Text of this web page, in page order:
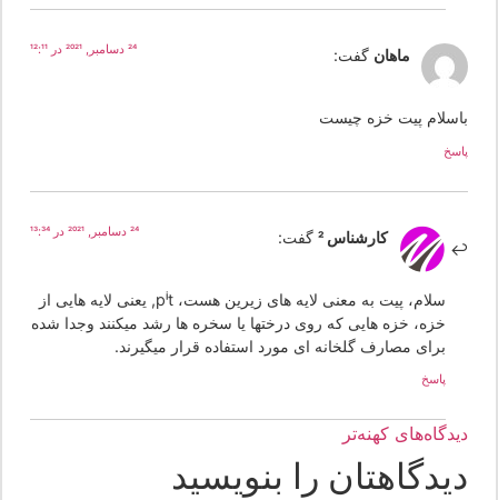
ماهان گفت:
پیت خزه چیست
کارشناس 2 گفت:
سلام، پیت به معنی لایه های زیرین هست، pit, یعنی لایه هایی از
خزه، خزه هایی که روی درختها یا سخره ها رشد میکنند وجدا شده
برای مصارف گلخانه ای مورد استفاده قرار میگیرند.
کهنه‌تر
را بنویسید